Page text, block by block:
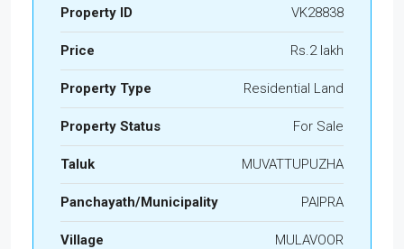
Property ID VK28838
Price Rs.2 lakh
Property Type Residential Land
Property Status For Sale
Taluk MUVATTUPUZHA
Panchayath/Municipality PAIPRA
Village MULAVOOR